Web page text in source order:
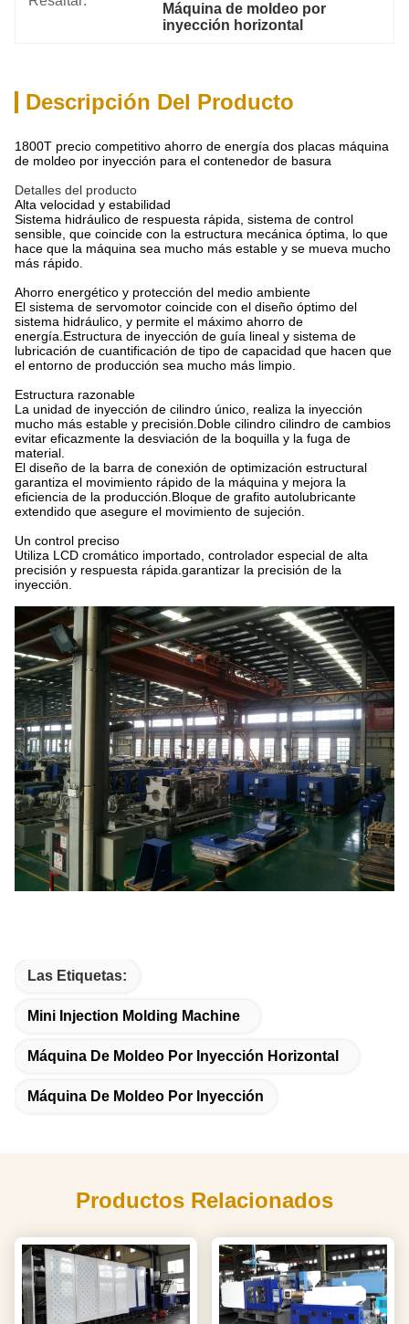
Máquina de moldeo por
inyección horizontal
Descripción Del Producto
1800T precio competitivo ahorro de energía dos placas máquina
de moldeo por inyección para el contenedor de basura
Detalles del producto
Alta velocidad y estabilidad
Sistema hidráulico de respuesta rápida, sistema de control
sensible, que coincide con la estructura mecánica óptima, lo que
hace que la máquina sea mucho más estable y se mueva mucho
más rápido.
Ahorro energético y protección del medio ambiente
El sistema de servomotor coincide con el diseño óptimo del
sistema hidráulico, y permite el máximo ahorro de
energía.Estructura de inyección de guía lineal y sistema de
lubricación de cuantificación de tipo de capacidad que hacen que
el entorno de producción sea mucho más limpio.
Estructura razonable
La unidad de inyección de cilindro único, realiza la inyección
mucho más estable y precisión.Doble cilindro cilindro de cambios
evitar eficazmente la desviación de la boquilla y la fuga de
material.
El diseño de la barra de conexión de optimización estructural
garantiza el movimiento rápido de la máquina y mejora la
eficiencia de la producción.Bloque de grafito autolubricante
extendido que asegure el movimiento de sujeción.
Un control preciso
Utiliza LCD cromático importado, controlador especial de alta
precisión y respuesta rápida.garantizar la precisión de la
inyección.
Las Etiquetas:
Mini Injection Molding Machine
Máquina De Moldeo Por Inyección Horizontal
Máquina De Moldeo Por Inyección
Productos Relacionados